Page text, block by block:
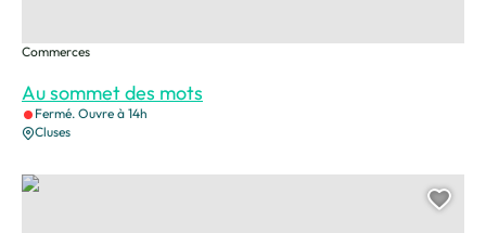
Au sommet des mots
Commerces
Fermé. Ouvre à 14h
Cluses
Librairie Cédille, © Librairie Cédille